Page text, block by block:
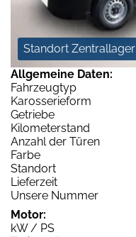
Standort Zentrallager
Allgemeine Daten:
Fahrzeugtyp
Karosserieform
Getriebe
Kilometerstand
Anzahl der Türen
Farbe
Standort
Lieferzeit
Unsere Nummer
Motor:
kW / PS